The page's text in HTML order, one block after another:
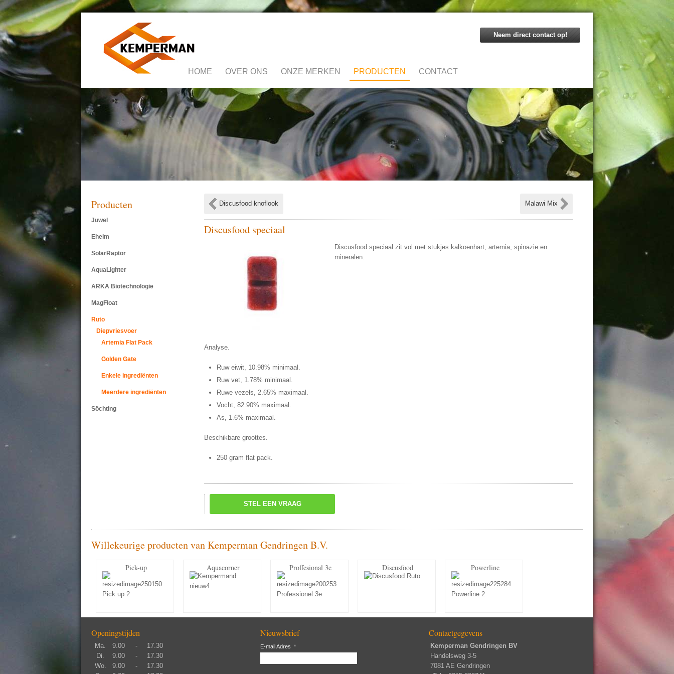
Neem direct contact op!
HOME OVER ONS ONZE MERKEN PRODUCTEN CONTACT
Producten
Juwel
Eheim
SolarRaptor
AquaLighter
ARKA Biotechnologie
MagFloat
Ruto
Diepvriesvoer
Artemia Flat Pack
Golden Gate
Enkele ingrediënten
Meerdere ingrediënten
Söchting
Discusfood knoflook Malawi Mix
Discusfood speciaal
Discusfood speciaal zit vol met stukjes kalkoenhart, artemia, spinazie en
mineralen.
Analyse.
Ruw eiwit, 10.98% minimaal.
Ruw vet, 1.78% minimaal.
Ruwe vezels, 2.65% maximaal.
Vocht, 82.90% maximaal.
As, 1.6% maximaal.
Beschikbare groottes.
250 gram flat pack.
STEL EEN VRAAG
Willekeurige producten van Kemperman Gendringen B.V.
Pick-up Aquacorner Proffesional 3e Discusfood Powerline
Openingstijden
Ma. 9.00 -
17.30
Di.
9.00 -
17.30
Wo.
9.00 -
17.30
Nieuwsbrief
E-mail Adres *
Contactgegevens
Kemperman Gendringen BV
Handelsweg 3-5
7081 AE Gendringen